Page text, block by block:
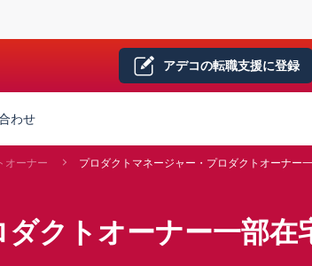
アデコの転職支援に登録
わせ
オーナー プロダクトマネージャー・プロダクトオーナー
クトオーナー一部在